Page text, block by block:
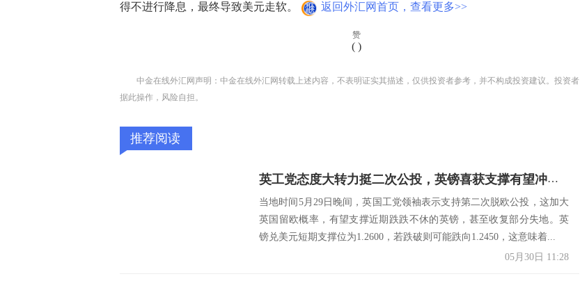
得不进行降息，最终导致美元走软。
返回外汇网首页，查看更多>>
赞
( )
中金在线外汇网声明：中金在线外汇网转载上述内容，不表明证实其描述，仅供投资者参考，并不构成投资建议。投资者
据此操作，风险自担。
推荐阅读
英工党态度大转力挺二次公投，英镑喜获支撑有望冲击1.2740
当地时间5月29日晚间，英国工党领袖表示支持第二次脱欧公投，这加大
英国留欧概率，有望支撑近期跌跌不休的英镑，甚至收复部分失地。英
镑兑美元短期支撑位为1.2600，若跌破则可能跌向1.2450，这意味着...
05月30日 11:28